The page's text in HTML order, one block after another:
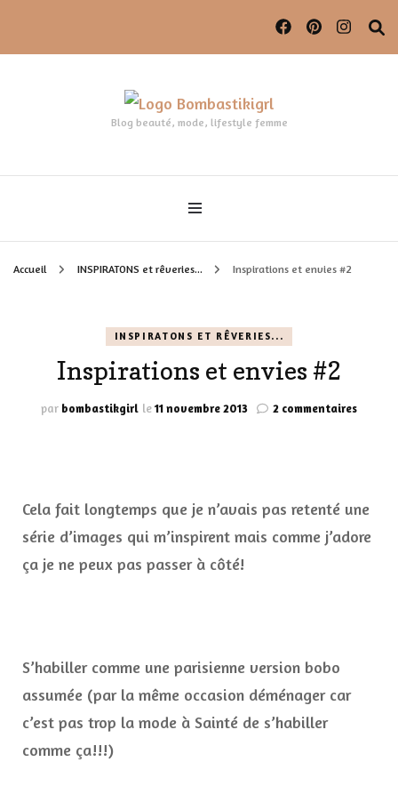
Blog beauté, mode, lifestyle femme
Accueil INSPIRATONS et rêveries... Inspirations et envies #2
INSPIRATONS ET RÊVERIES...
Inspirations et envies #2
par bombastikgirl le11 novembre 2013 2 commentairessur
Cela fait longtemps que je n’avais pas retenté une
série d’images qui m’inspirent mais comme j’adore
ça je ne peux pas passer à côté!
S’habiller comme une parisienne version bobo
assumée (par la même occasion déménager car
c’est pas trop la mode à Sainté de s’habiller
comme ça!!!)